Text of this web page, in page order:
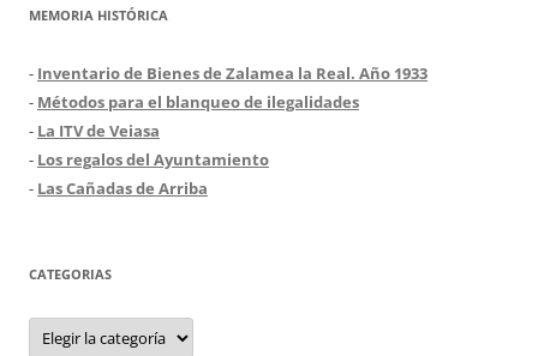
MEMORIA HISTÓRICA
- Inventario de Bienes de Zalamea la Real. Año 1933
- Métodos para el blanqueo de ilegalidades
- La ITV de Veiasa
- Los regalos del Ayuntamiento
- Las Cañadas de Arriba
CATEGORIAS
Categorias